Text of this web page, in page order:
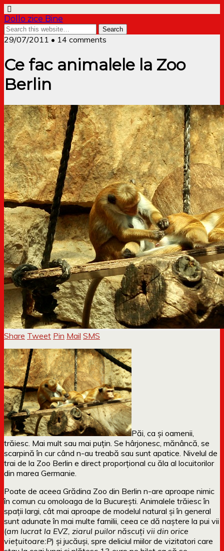
Dollo zice Bine
29/07/2011 • 14 comments
Ce fac animalele la Zoo
Berlin
Share Tweet Pin Mail SMS
Păi, ca și oamenii,
trăiesc. Mai mult sau mai puțin. Se hârjonesc, mănâncă, se
scarpină în cur când n-au treabă sau sunt apatice. Nivelul de
trai de la Zoo Berlin e direct proporțional cu ăla al locuitorilor
din marea Germanie.
Poate de aceea Grădina Zoo din Berlin n-are aproape nimic
în comun cu omoloaga de la București. Animalele trăiesc în
spații largi, cât mai aproape de modelul natural și în general
sunt adunate în mai multe familii, ceea ce dă naștere la pui vii
(am lucrat la EVZ, ziarul puilor născuți vii din orice
viețuitoare:P) și jucăuși, spre deliciul miilor de vizitatori care